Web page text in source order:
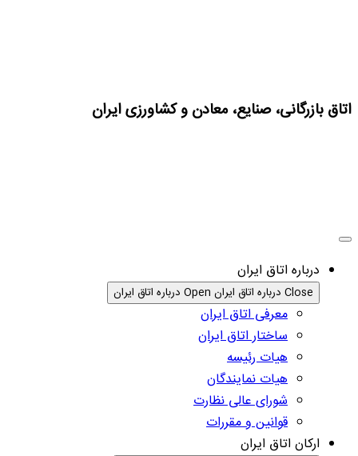
اتاق بازرگانی، صنایع، معادن و کشاورزی ایران
درباره اتاق ایران
Close درباره اتاق ایران Open درباره اتاق ایران
معرفی اتاق ایران
ساختار اتاق ایران
هیات رئیسه
هیات نمایندگان
شورای عالی نظارت
قوانین و مقررات
ارکان اتاق ایران